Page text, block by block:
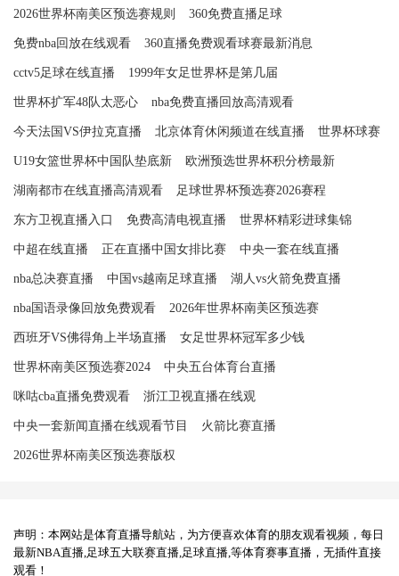
2026世界杯南美区预选赛规则 360免费直播足球
免费nba回放在线观看 360直播免费观看球赛最新消息
cctv5足球在线直播 1999年女足世界杯是第几届
世界杯扩军48队太恶心 nba免费直播回放高清观看
今天法国VS伊拉克直播 北京体育休闲频道在线直播 世界杯球赛
U19女篮世界杯中国队垫底新 欧洲预选世界杯积分榜最新
湖南都市在线直播高清观看 足球世界杯预选赛2026赛程
东方卫视直播入口 免费高清电视直播 世界杯精彩进球集锦
中超在线直播 正在直播中国女排比赛 中央一套在线直播
nba总决赛直播 中国vs越南足球直播 湖人vs火箭免费直播
nba国语录像回放免费观看 2026年世界杯南美区预选赛
西班牙VS佛得角上半场直播 女足世界杯冠军多少钱
世界杯南美区预选赛2024 中央五台体育台直播
咪咕cba直播免费观看 浙江卫视直播在线观
中央一套新闻直播在线观看节目 火箭比赛直播
2026世界杯南美区预选赛版权
声明：本网站是体育直播导航站，为方便喜欢体育的朋友观看视频，每日
最新NBA直播,足球五大联赛直播,足球直播,等体育赛事直播，无插件直接
观看！